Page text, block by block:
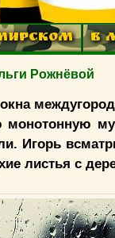
В
Рожнёвой
монотонную
Игорь
листья с